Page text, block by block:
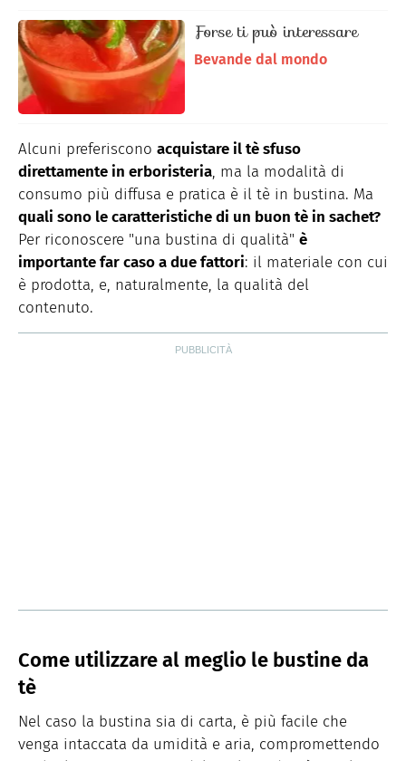
Forse ti può interessare
Bevande dal mondo
Alcuni preferiscono acquistare il tè sfuso
direttamente in erboristeria, ma la modalità di
consumo più diffusa e pratica è il tè in bustina. Ma
quali sono le caratteristiche di un buon tè in sachet?
Per riconoscere "una bustina di qualità" è
importante far caso a due fattori: il materiale con cui
è prodotta, e, naturalmente, la qualità del
contenuto.
Come utilizzare al meglio le bustine da
tè
Nel caso la bustina sia di carta, è più facile che
venga intaccata da umidità e aria, compromettendo